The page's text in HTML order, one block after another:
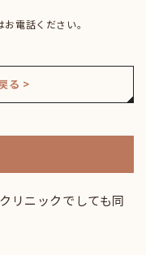
電話ください。
る >
リニックでしても同